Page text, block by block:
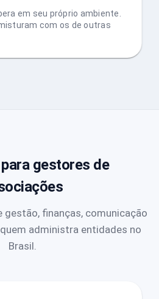
em seu próprio ambiente.
com os de outras
gestores de
finanças, comunicação
administra entidades no
Brasil.